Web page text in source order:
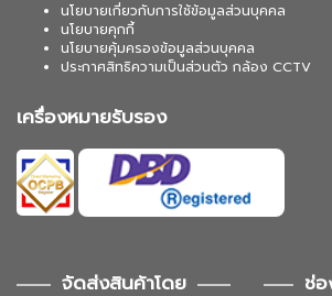
นโยบายเกี่ยวกับการใช้ข้อมูลส่วนบุคคล
นโยบายคุกกี้
นโยบายคุ้มครองข้อมูลส่วนบุคคล
ประกาศสิทธิความเป็นส่วนตัว กล้อง CCTV
เครื่องหมายรับรอง
จัดส่งสินค้าโดย ช่อ